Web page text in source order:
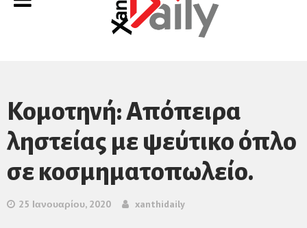
Κομοτηνή: Απόπειρα
ληστείας με ψεύτικο όπλο
σε κοσμηματοπωλείο.
25 Ιανουαρίου, 2020 xanthidaily